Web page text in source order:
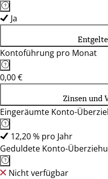
Ja
Kontoführung pro Monat
0,00 €
Zinsen und
Eingeräumte Konto-
12,20 % pro Jahr
Geduldete Konto-
Nicht verfügbar